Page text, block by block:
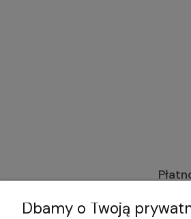
Dbamy o Twoją